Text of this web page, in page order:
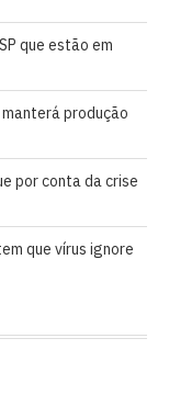
que estão em
produção
por conta da crise
que vírus ignore